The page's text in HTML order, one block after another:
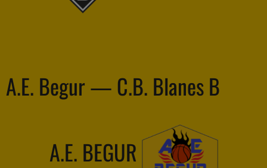
A.E. Begur — C.B. Blanes B
A.E. BEGUR